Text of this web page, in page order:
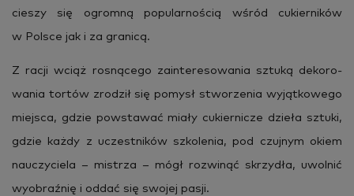
cie­szy się ogrom­ną po­pu­lar­no­ścią wśród cu­kier­ni­ków
w Pol­sce jak i za gra­ni­cą.
Z racji wciąż ro­sną­ce­go za­in­te­re­so­wa­nia sztu­ką de­ko­ro­
wa­nia tor­tów zro­dził się po­mysł stwo­rze­nia wy­jąt­ko­we­go
miej­sca, gdzie po­wsta­wać miały cu­kier­ni­cze dzie­ła sztu­ki,
gdzie każdy z uczest­ni­ków szko­le­nia, pod czuj­nym okiem
na­uczy­cie­la – mi­strza – mógł roz­wi­nąć skrzy­dła, uwol­nić
wy­obraź­nię i oddać się swo­jej pasji.